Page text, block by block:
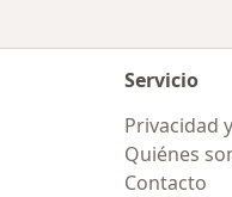
Servicio
Privacidad
Quiénes
Contacto